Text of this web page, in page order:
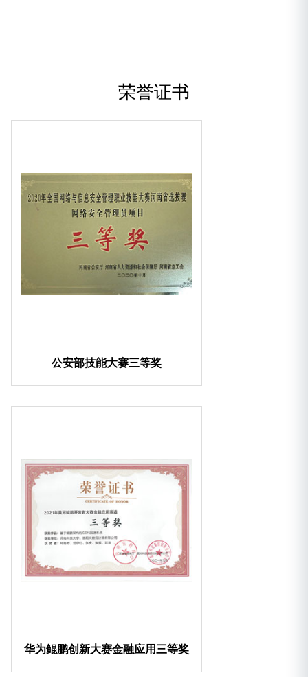
荣誉证书
公安部技能大赛三等奖
华为鲲鹏创新大赛金融应用三等奖